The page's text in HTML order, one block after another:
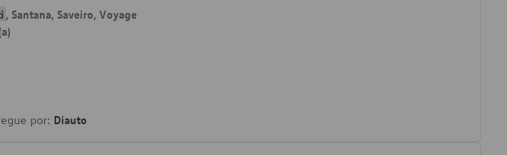
, Santana, Saveiro, Voyage
por: Diauto